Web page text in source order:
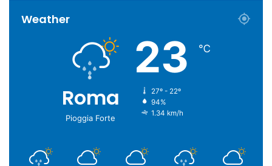
Weather
Roma
Pioggia Forte
23 ℃
27º - 22º
94%
1.34 km/h